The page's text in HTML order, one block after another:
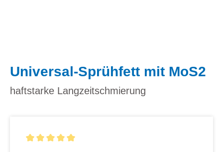
Universal-Sprühfett mit MoS2
haftstarke Langzeitschmierung